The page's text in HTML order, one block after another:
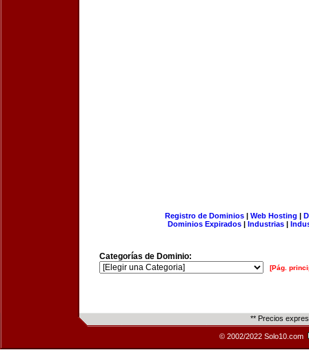
Registro de Dominios| Web Hosting |
Dominios Expirados | Industrias |
Categorías de Dominio:
[Pág.
** Precios
© 2002/2022 Solo10.com